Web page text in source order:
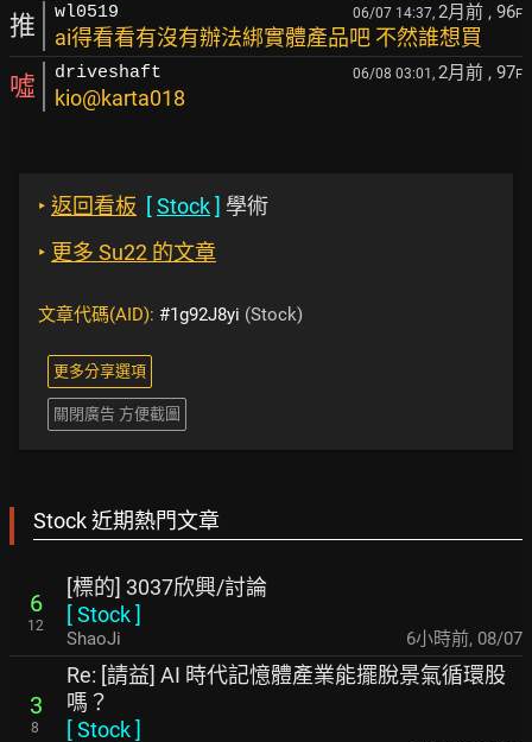
推 wl0519 06/07 14:37, 2月前 , 96F
ai得看看有沒有辦法綁實體產品吧 不然誰想買
噓 driveshaft 06/08 03:01, 2月前 , 97F
kio@karta018
‣ 返回看板 [Stock] 學術
‣ 更多 Su22 的文章
文章代碼(AID): #1g92J8yi (Stock)
更多分享選項
關閉廣告 方便截圖
Stock 近期熱門文章
6
12
[標的] 3037欣興/討論
[Stock]
ShaoJi 6小時前, 08/07
3
8
Re: [請益] AI 時代記憶體產業能擺脫景氣循環股
嗎？
[Stock]